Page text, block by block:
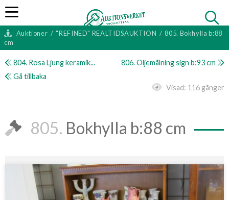
Auktioner / "REFINED" REALTIDSAUKTION / 805. Bokhylla b:88
cm
804. Rosa Ljung keramik...
806. Oljemålning sign b:93 cm
Gå tillbaka
Visad: 116 gånger
805. Bokhylla b:88 cm